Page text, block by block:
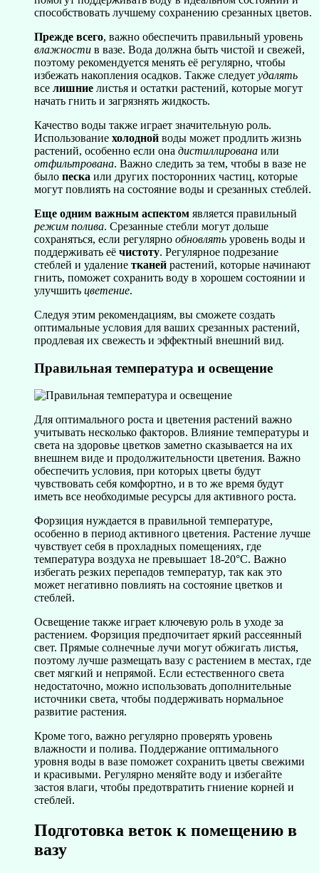
способствовать лучшему сохранению срезанных цветов.
Прежде всего, важно обеспечить правильный уровень
влажности в вазе. Вода должна быть чистой и свежей,
поэтому рекомендуется менять её регулярно, чтобы
избежать накопления осадков. Также следует удалять
все лишние листья и остатки растений, которые могут
начать гнить и загрязнять жидкость.
Качество воды также играет значительную роль.
Использование холодной воды может продлить жизнь
растений, особенно если она дистиллирована или
отфильтрована. Важно следить за тем, чтобы в вазе не
было песка или других посторонних частиц, которые
могут повлиять на состояние воды и срезанных стеблей.
Еще одним важным аспектом является правильный
режим полива. Срезанные стебли могут дольше
сохраняться, если регулярно обновлять уровень воды и
поддерживать её чистоту. Регулярное подрезание
стеблей и удаление тканей растений, которые начинают
гнить, поможет сохранить воду в хорошем состоянии и
улучшить цветение.
Следуя этим рекомендациям, вы сможете создать
оптимальные условия для ваших срезанных растений,
продлевая их свежесть и эффектный внешний вид.
Правильная температура и освещение
Для оптимального роста и цветения растений важно
учитывать несколько факторов. Влияние температуры и
света на здоровье цветков заметно сказывается на их
внешнем виде и продолжительности цветения. Важно
обеспечить условия, при которых цветы будут
чувствовать себя комфортно, и в то же время будут
иметь все необходимые ресурсы для активного роста.
Форзиция нуждается в правильной температуре,
особенно в период активного цветения. Растение лучше
чувствует себя в прохладных помещениях, где
температура воздуха не превышает 18-20°C. Важно
избегать резких перепадов температур, так как это
может негативно повлиять на состояние цветков и
стеблей.
Освещение также играет ключевую роль в уходе за
растением. Форзиция предпочитает яркий рассеянный
свет. Прямые солнечные лучи могут обжигать листья,
поэтому лучше размещать вазу с растением в местах, где
свет мягкий и непрямой. Если естественного света
недостаточно, можно использовать дополнительные
источники света, чтобы поддерживать нормальное
развитие растения.
Кроме того, важно регулярно проверять уровень
влажности и полива. Поддержание оптимального
уровня воды в вазе поможет сохранить цветы свежими
и красивыми. Регулярно меняйте воду и избегайте
застоя влаги, чтобы предотвратить гниение корней и
стеблей.
Подготовка веток к помещению в
вазу